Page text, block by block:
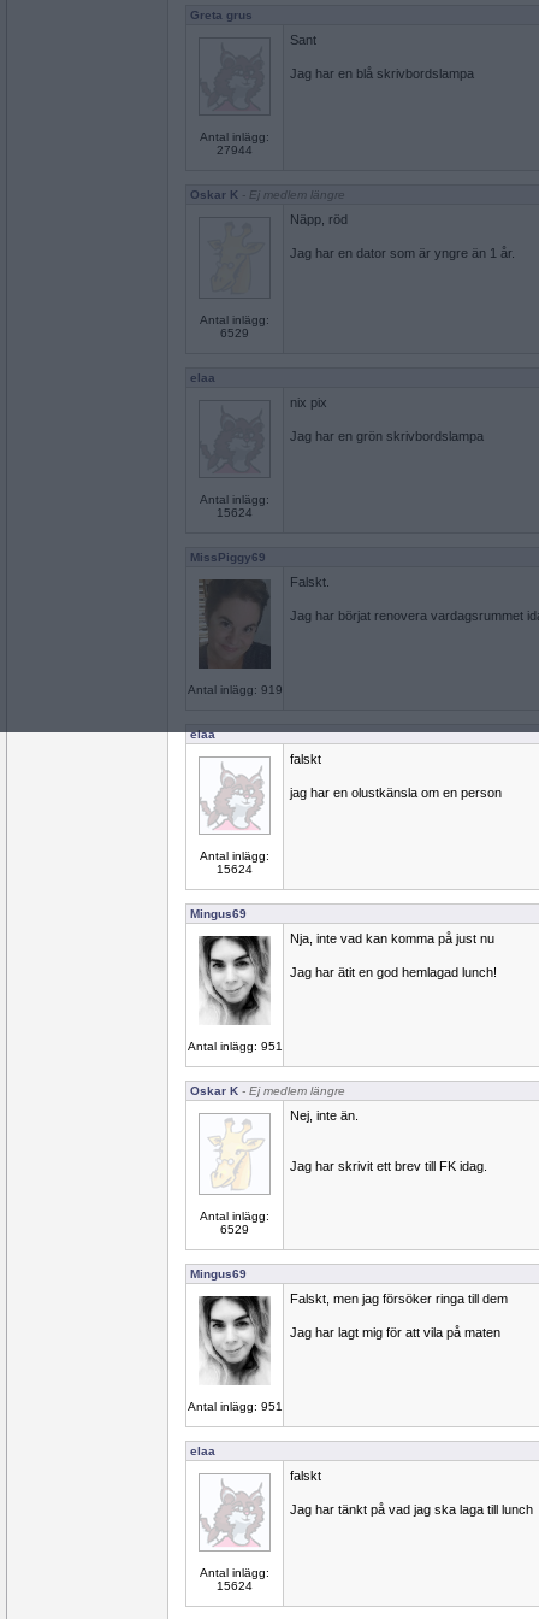
Greta grus
Antal inlägg:
27944
Sant
Jag har en blå skrivbordslampa
Oskar K - Ej medlem längre
Antal inlägg:
6529
Näpp, röd
Jag har en dator som är yngre än 1 år.
elaa
Antal inlägg:
15624
nix pix
Jag har en grön skrivbordslampa
MissPiggy69
Antal inlägg: 919
Falskt.
Jag har börjat renovera vardagsrummet
elaa
Antal inlägg:
15624
falskt
jag har en olustkänsla om en person
Mingus69
Antal inlägg: 951
Nja, inte vad kan komma på just nu
Jag har ätit en god hemlagad lunch!
Oskar K - Ej medlem längre
Antal inlägg:
6529
Nej, inte än.
Jag har skrivit ett brev till FK idag.
Mingus69
Antal inlägg: 951
Falskt, men jag försöker ringa till dem
Jag har lagt mig för att vila på maten
elaa
Antal inlägg:
15624
falskt
Jag har tänkt på vad jag ska laga till lunch